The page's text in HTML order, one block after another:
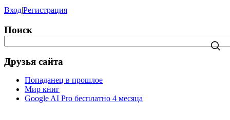
Вход|Регистрация
Поиск
Друзья сайта
Попаданец в прошлое
Мир книг
Google AI Pro бесплатно 4 месяца